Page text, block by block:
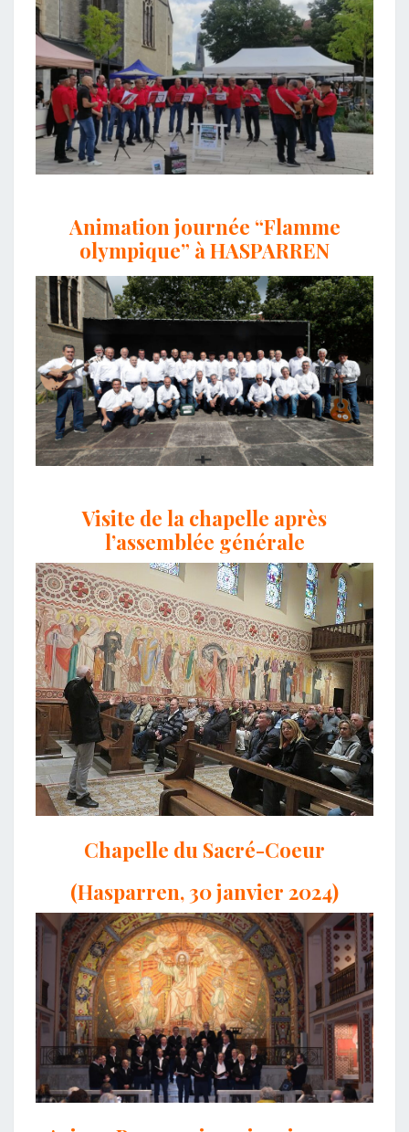
Animation journée “Flamme
olympique” à HASPARREN
Visite de la chapelle après
l’assemblée générale
Chapelle du Sacré-Coeur
(Hasparren, 30 janvier 2024)